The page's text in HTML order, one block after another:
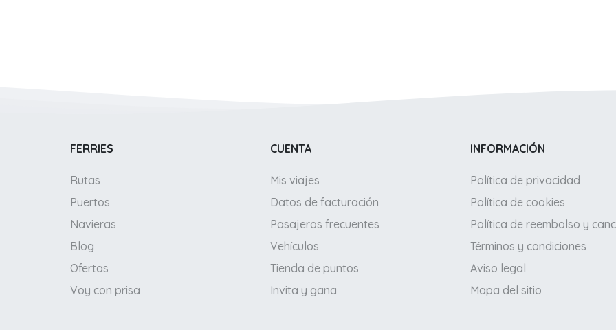
FERRIES
Rutas
Puertos
Navieras
Blog
Ofertas
Voy con prisa
CUENTA
Mis viajes
Datos de facturación
Pasajeros frecuentes
Vehículos
Tienda de puntos
Invita y gana
INFORMACIÓN
Política de privacidad
Política de cookies
Política de reembolso y
Términos y condiciones
Aviso legal
Mapa del sitio